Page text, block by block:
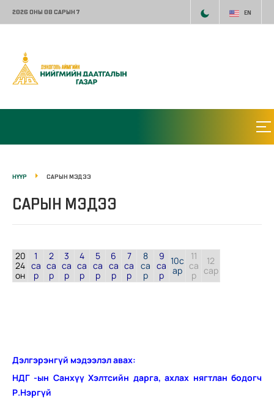
2026 ОНЫ 08 САРЫН 7 EN
НҮҮР САРЫН МЭДЭЭ
САРЫН МЭДЭЭ
20
24
он
1
са
р
2
са
р
3
са
р
4
са
р
5
са
р
6
са
р
7
са
р
8
са
р
9
са
р
10с
ар
11
са
р
12
сар
Дэлгэрэнгүй мэдээлэл авах:
НДГ -ын Санхүү Хэлтсийн дарга, ахлах нягтлан бодогч
Р.Нэргүй